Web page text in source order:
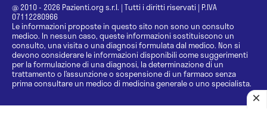
@ 2010 - 2026 Pazienti.org s.r.l. | Tutti i diritti riservati | P.IVA
07112280966
Le informazioni proposte in questo sito non sono un consulto
medico. In nessun caso, queste informazioni sostituiscono un
consulto, una visita o una diagnosi formulata dal medico. Non si
devono considerare le informazioni disponibili come suggerimenti
per la formulazione di una diagnosi, la determinazione di un
trattamento o l’assunzione o sospensione di un farmaco senza
prima consultare un medico di medicina generale o uno specialista.